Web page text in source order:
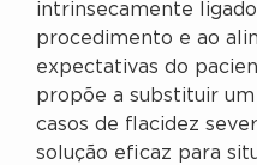
intrinsecamente
procedimento e ao
expectativas do
propõe a substituir
casos de flacidez
solução eficaz para